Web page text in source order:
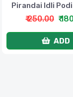
Pirandai Idli
₹ 250.00 ₹
ADD